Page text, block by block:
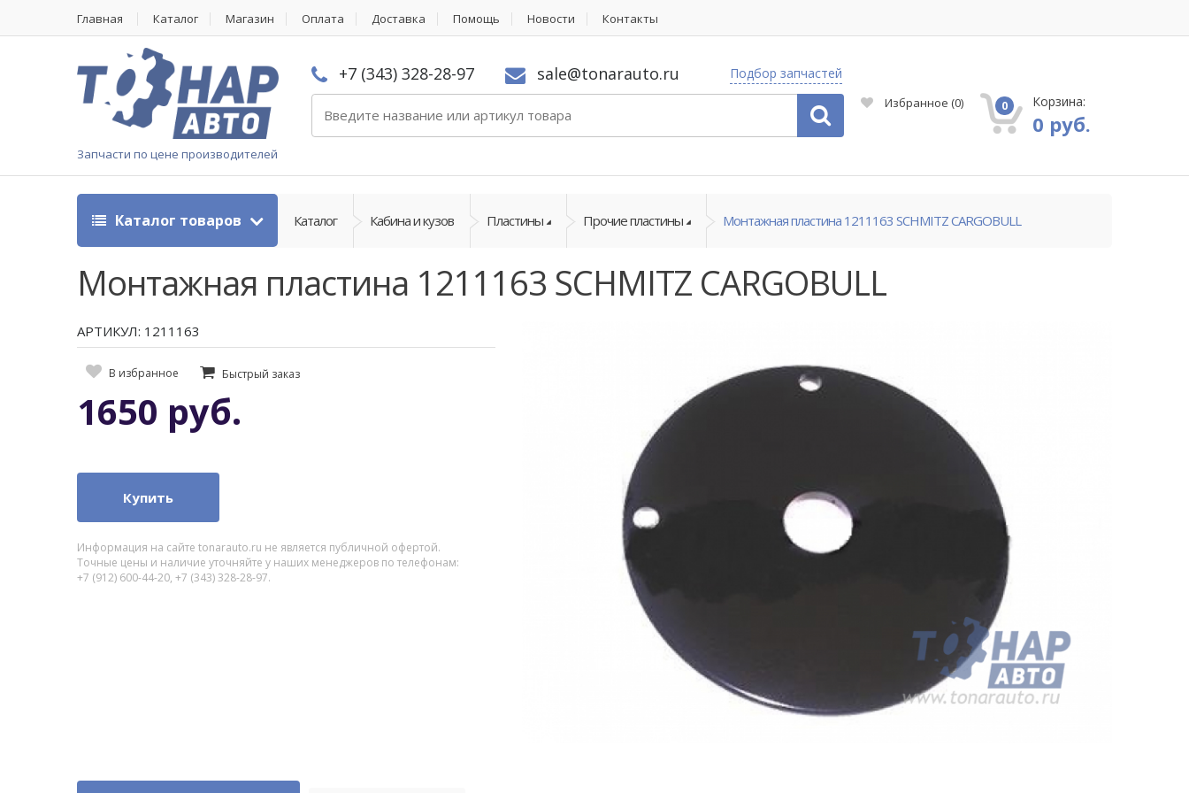
Главная Каталог Магазин Оплата Доставка Помощь Новости Контакты
Запчасти по цене производителей
+7 (343) 328-28-97 sale@tonarauto.ru Подбор запчастей
Избранное (0) 0 Корзина:
0 руб.
Каталог товаров Каталог Кабина и кузов Пластины Прочие пластины Монтажная пластина 1211163 SCHMITZ CARGOBULL
Монтажная пластина 1211163 SCHMITZ CARGOBULL
АРТИКУЛ: 1211163
В избранное Быстрый заказ
1650 руб.
Купить
Информация на сайте tonarauto.ru не является публичной офертой.
Точные цены и наличие уточняйте у наших менеджеров по телефонам:
+7 (912) 600-44-20, +7 (343) 328-28-97.